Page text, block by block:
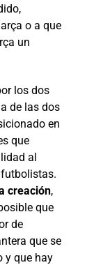
o a que
un
los dos
de las dos
en
que
al
creación,
que
de
que se
y que hay